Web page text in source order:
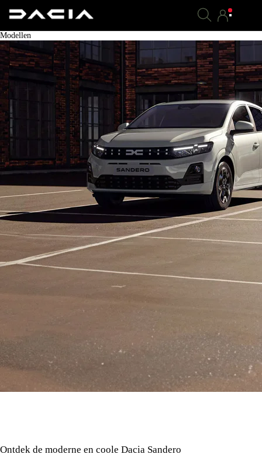
Modellen
Ontdek de moderne en coole Dacia Sandero